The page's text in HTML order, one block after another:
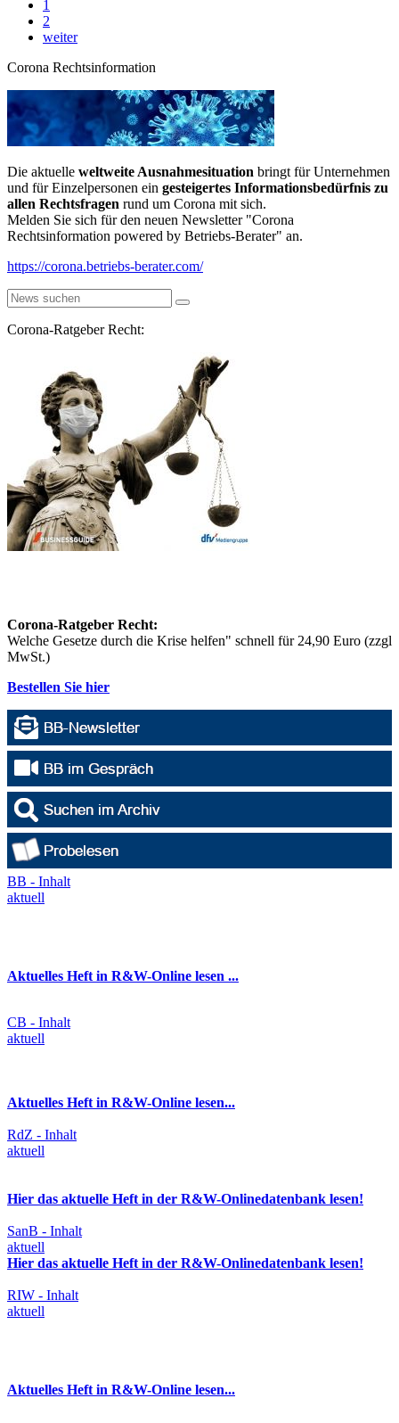
1
2
weiter
Corona Rechtsinformation
Die aktuelle weltweite Ausnahmesituation bringt für Unternehmen
und für Einzelpersonen ein gesteigertes Informationsbedürfnis zu
allen Rechtsfragen rund um Corona mit sich.
Melden Sie sich für den neuen Newsletter "Corona
Rechtsinformation powered by Betriebs-Berater" an.
https://corona.betriebs-berater.com/
Corona-Ratgeber Recht:
Corona-Ratgeber Recht:
Welche Gesetze durch die Krise helfen" schnell für 24,90 Euro (zzgl
MwSt.)
Bestellen Sie hier
BB - Inhalt
aktuell
Aktuelles Heft in R&W-Online lesen ...
CB - Inhalt
aktuell
Aktuelles Heft in R&W-Online lesen...
RdZ - Inhalt
aktuell
Hier das aktuelle Heft in der R&W-Onlinedatenbank lesen!
SanB - Inhalt
aktuell
Hier das aktuelle Heft in der R&W-Onlinedatenbank lesen!
RIW - Inhalt
aktuell
Aktuelles Heft in R&W-Online lesen...